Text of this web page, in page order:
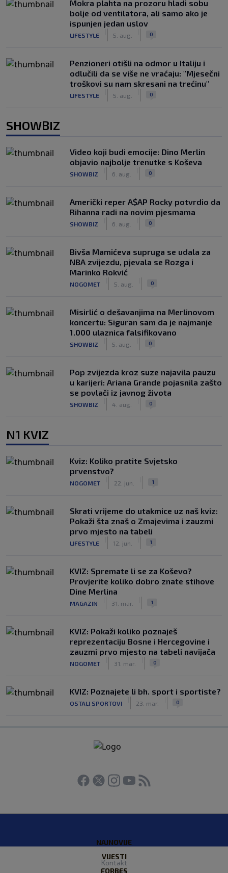
Mokra plahta na prozoru hladi sobu
bolje od ventilatora, ali samo ako je
ispunjen jedan uslov
LIFESTYLE 5. aug. 0
Penzioneri otišli na odmor u Italiju i
odlučili da se više ne vraćaju: "Mjesečni
troškovi su nam skresani na trećinu"
LIFESTYLE 5. aug. 0
SHOWBIZ
Video koji budi emocije: Dino Merlin
objavio najbolje trenutke s Koševa
SHOWBIZ 6. aug. 0
Američki reper A$AP Rocky potvrdio da
Rihanna radi na novim pjesmama
SHOWBIZ 6. aug. 0
Bivša Mamićeva supruga se udala za
NBA zvijezdu, pjevala se Rozga i
Marinko Rokvić
NOGOMET 5. aug. 0
Misirlić o dešavanjima na Merlinovom
koncertu: Siguran sam da je najmanje
1.000 ulaznica falsifikovano
SHOWBIZ 5. aug. 0
Pop zvijezda kroz suze najavila pauzu
u karijeri: Ariana Grande pojasnila zašto
se povlači iz javnog života
SHOWBIZ 4. aug. 0
N1 KVIZ
Kviz: Koliko pratite Svjetsko
prvenstvo?
NOGOMET 22. jun. 1
Skrati vrijeme do utakmice uz naš kviz:
Pokaži šta znaš o Zmajevima i zauzmi
prvo mjesto na tabeli
LIFESTYLE 12. jun. 1
KVIZ: Spremate li se za Koševo?
Provjerite koliko dobro znate stihove
Dine Merlina
MAGAZIN 31. mar. 1
KVIZ: Pokaži koliko poznaješ
reprezentaciju Bosne i Hercegovine i
zauzmi prvo mjesto na tabeli navijača
NOGOMET 31. mar. 0
KVIZ: Poznajete li bh. sport i sportiste?
OSTALI SPORTOVI 23. mar. 0
NAJNOVIJE
VIJESTI
FORBES
Kontakt
O nama